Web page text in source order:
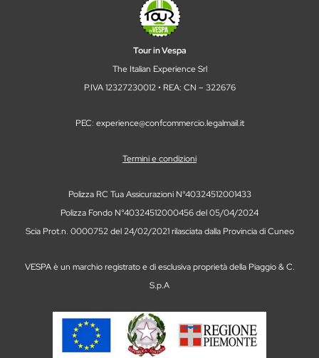
Tour in Vespa
The Italian Experience Srl
P.IVA 12327230012 • REA: CN – 322676
PEC: experience@confcommercio.legalmail.it
Termini e condizioni
Polizza RC Tua Assicurazioni N°40324512001433
Polizza Fondo N°40324512000456 del 05/04/2024
Scia Prot.n. 0000752 del 24/02/2021 rilasciata dalla Provincia di Cuneo
VESPA è un marchio registrato e di esclusiva proprietà della Piaggio & C.
S.p.A